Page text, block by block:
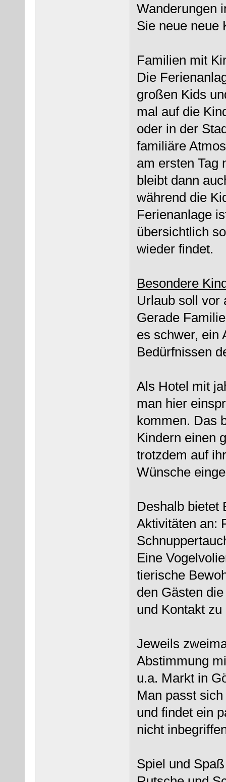
Wanderungen
Sie neue neue
Familien mit
Die
großen Kids
mal auf die
oder in der
familiäre
am ersten Tag
bleibt dann
während die
Ferienanlage
übersichtlich
wieder findet.
Besondere
Urlaub soll vor
Gerade
es schwer, ein
Bedürfnissen
Als Hotel mit
man hier
kommen. Das
Kindern einen
trotzdem auf
Wünsche
Deshalb bietet
Aktivitäten an:
Eine
tierische
den Gästen
und Kontakt
Jeweils
Abstimmung
u.a. Markt in
Man passt
und findet ein
nicht
Spiel und